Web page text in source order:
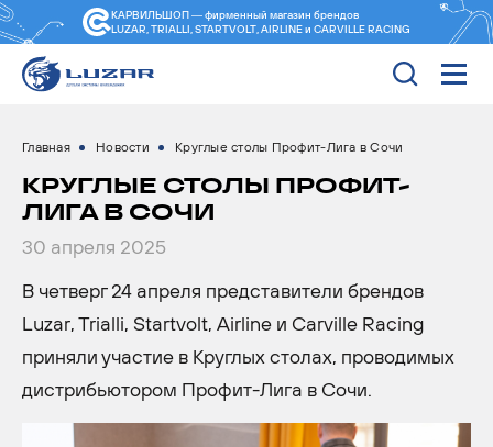
КАРВИЛЬШОП — фирменный магазин брендов
LUZAR, TRIALLI, STARTVOLT, AIRLINE и CARVILLE RACING
Главная Новости Круглые столы Профит-Лига в Сочи
КРУГЛЫЕ СТОЛЫ ПРОФИТ-
ЛИГА В СОЧИ
30 апреля 2025
В четверг 24 апреля представители брендов
Luzar, Trialli, Startvolt, Airline и Carville Racing
приняли участие в Круглых столах, проводимых
дистрибьютором Профит-Лига в Сочи.